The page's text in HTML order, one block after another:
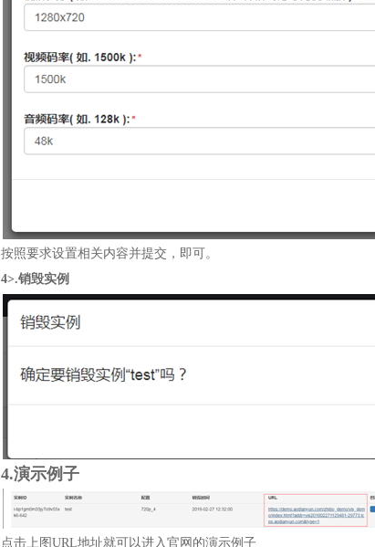
按照要求设置相关内容并提交，即可。
4>.销毁实例
4.演示例子
点击上图 URL地址就可以进入官网的演示例子